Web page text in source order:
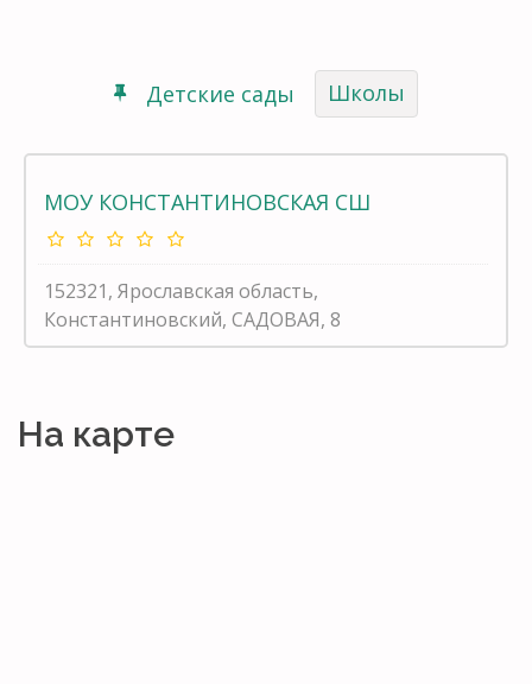
Детские сады Школы
МОУ КОНСТАНТИНОВСКАЯ СШ
152321, Ярославская область,
Константиновский, САДОВАЯ, 8
На карте